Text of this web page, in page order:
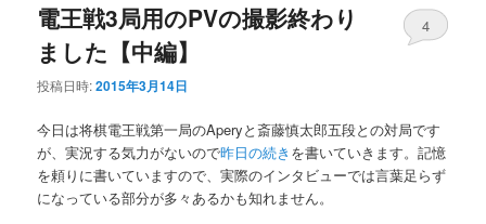
電王戦3局用のPVの撮影終わり
ました【中編】
投稿日時:2015年3月14日
4
今日は将棋電王戦第一局のAperyと斎藤慎太郎五段との対局です
が、実況する気力がないので昨日の続き を書いていきます。記憶
を頼りに書いていますので、実際のインタビューでは言葉足らず
になっている部分が多々あるかも知れません。